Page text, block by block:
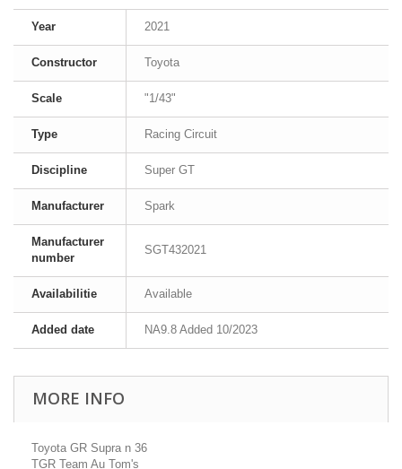
Year 2021
Constructor Toyota
Scale "1/43"
Type Racing Circuit
Discipline Super GT
Manufacturer Spark
Manufacturer
number
SGT432021
Availabilitie Available
Added date NA9.8 Added 10/2023
MORE INFO
Toyota GR Supra n 36
TGR Team Au Tom's